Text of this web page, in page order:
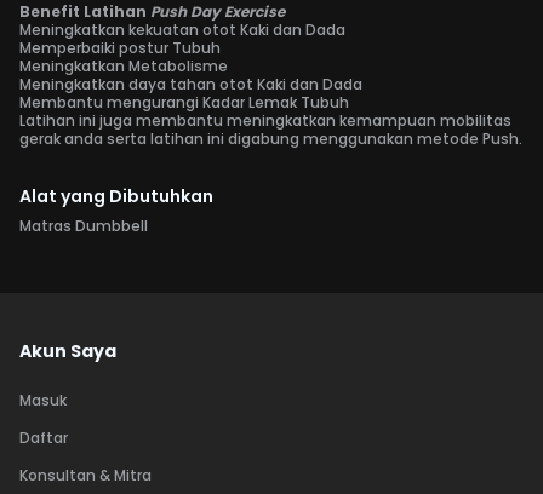
Benefit Latihan Push Day Exercise
Meningkatkan kekuatan otot Kaki dan Dada
Memperbaiki postur Tubuh
Meningkatkan Metabolisme
Meningkatkan daya tahan otot Kaki dan Dada
Membantu mengurangi Kadar Lemak Tubuh
Latihan ini juga membantu meningkatkan kemampuan mobilitas
gerak anda serta latihan ini digabung menggunakan metode Push.
Alat yang Dibutuhkan
Matras Dumbbell
Akun Saya
Masuk
Daftar
Konsultan & Mitra